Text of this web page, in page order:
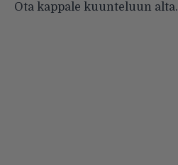
Ota kappale kuunteluun alta.